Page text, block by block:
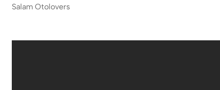
Salam Otolovers